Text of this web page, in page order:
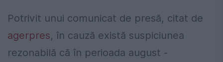
Potrivit unui comunicat de presă, citat de
agerpres, în cauză există suspiciunea
rezonabilă că în perioada august -